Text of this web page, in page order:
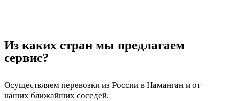
Из каких стран мы предлагаем
сервис?
Осуществляем перевозки из России в Наманган и от
наших ближайших соседей.